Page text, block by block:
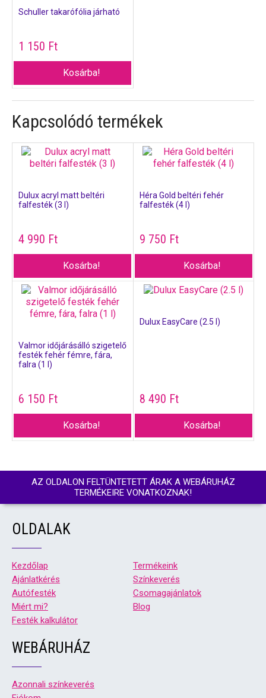
Schuller takarófólia járható
1 150 Ft
Kosárba!
Kapcsolódó termékek
Dulux acryl matt beltéri
falfesték (3 l)
4 990 Ft
Kosárba!
Héra Gold beltéri fehér
falfesték (4 l)
9 750 Ft
Kosárba!
Valmor időjárásálló szigetelő
festék fehér fémre, fára,
falra (1 l)
6 150 Ft
Kosárba!
Dulux EasyCare (2.5 l)
8 490 Ft
Kosárba!
AZ OLDALON FELTÜNTETETT ÁRAK A WEBÁRUHÁZ
TERMÉKEIRE VONATKOZNAK!
OLDALAK
Kezdőlap
Termékeink
Ajánlatkérés
Színkeverés
Autófesték
Csomagajánlatok
Miért mi?
Blog
Festék kalkulátor
WEBÁRUHÁZ
Azonnali színkeverés